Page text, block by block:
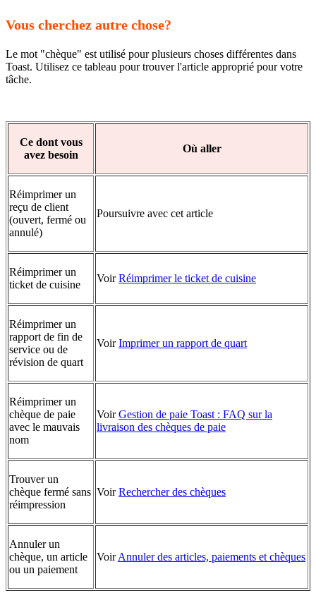
Vous cherchez autre chose?
Le mot "chèque" est utilisé pour plusieurs choses différentes dans
Toast. Utilisez ce tableau pour trouver l'article approprié pour votre
tâche.
Ce dont vous
avez besoin
Où aller
Réimprimer un
reçu de client
(ouvert, fermé ou
annulé)
Poursuivre avec cet article
Réimprimer un
ticket de cuisine
VoirRéimprimer le ticket de cuisine
Réimprimer un
rapport de fin de
service ou de
révision de quart
VoirImprimer un rapport de quart
Réimprimer un
chèque de paie
avec le mauvais
nom
VoirGestion de paie Toast : FAQ sur la
livraison des chèques de paie
Trouver un
chèque fermé sans
réimpression
VoirRechercher des chèques
Annuler un
chèque, un article
ou un paiement
VoirAnnuler des articles, paiements et chèques